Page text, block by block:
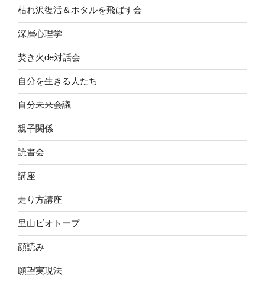
枯れ沢復活＆ホタルを飛ばす会
深層心理学
焚き火de対話会
自分を生きる人たち
自分未来会議
親子関係
読書会
講座
走り方講座
里山ビオトープ
顔読み
願望実現法